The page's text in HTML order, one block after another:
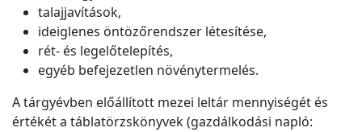
talajjavítások,
ideiglenes öntözőrendszer létesítése,
rét- és legelőtelepítés,
egyéb befejezetlen növénytermelés.
A tárgyévben előállított mezei leltár mennyiségét és
értékét a táblatörzskönyvek (gazdálkodási napló: